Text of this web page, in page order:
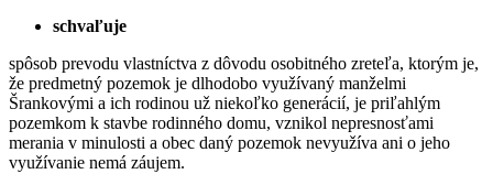
schvaľuje
spôsob prevodu vlastníctva z dôvodu osobitného zreteľa, ktorým je,
že predmetný pozemok je dlhodobo využívaný manželmi
Šrankovými a ich rodinou už niekoľko generácií, je priľahlým
pozemkom k stavbe rodinného domu, vznikol nepresnosťami
merania v minulosti a obec daný pozemok nevyužíva ani o jeho
využívanie nemá záujem.